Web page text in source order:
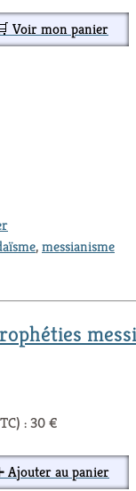
Voir mon panier
,messianisme
: 30 €
Ajouter au panier